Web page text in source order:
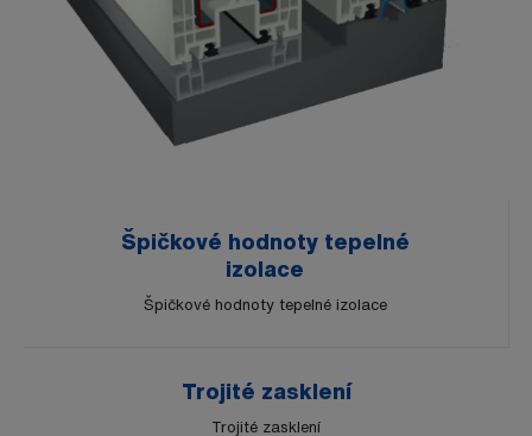
Špičkové hodnoty tepelné
izolace
Špičkové hodnoty tepelné izolace
Trojité zasklení
Trojité zasklení